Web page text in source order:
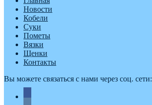
Новости
Кобели
Суки
Пометы
Вязки
Щенки
Контакты
Вы можете связаться с нами через соц. сети: